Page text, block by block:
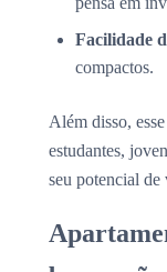
Facilidade
compactos.
Além disso,
estudantes,
seu potencial de